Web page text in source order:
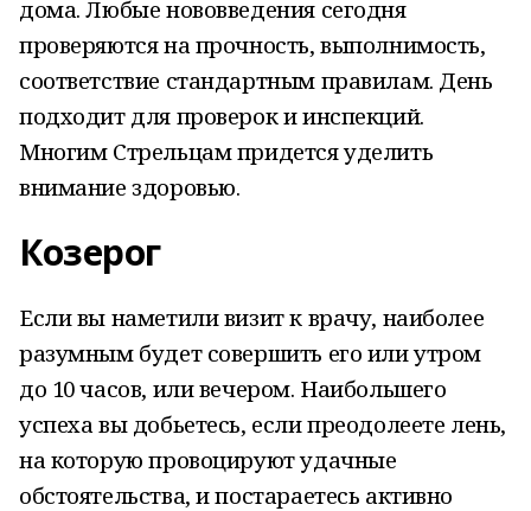
дома. Любые нововведения сегодня
проверяются на прочность, выполнимость,
соответствие стандартным правилам. День
подходит для проверок и инспекций.
Многим Стрельцам придется уделить
внимание здоровью.
Козерог
Если вы наметили визит к врачу, наиболее
разумным будет совершить его или утром
до 10 часов, или вечером. Наибольшего
успеха вы добьетесь, если преодолеете лень,
на которую провоцируют удачные
обстоятельства, и постараетесь активно